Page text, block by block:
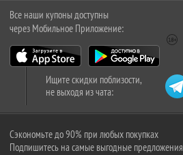
Все наши купоны доступны
через Мобильное Приложение:
Ищите скидки поблизости,
не выходя из чата:
Сэкономьте до 90% при любых покупках
Подпишитесь на самые выгодные предложения